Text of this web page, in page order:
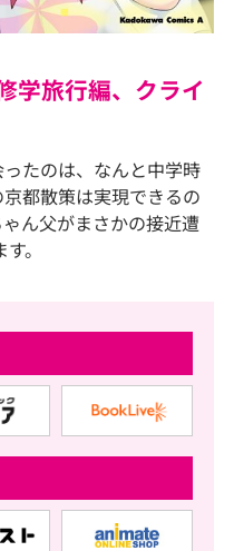
学旅行編、クライ
たのは、なんと中学時
都散策は実現できるの
ん父がまさかの接近遭
。